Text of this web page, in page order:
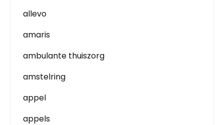
allevo
amaris
ambulante thuiszorg
amstelring
appel
appels